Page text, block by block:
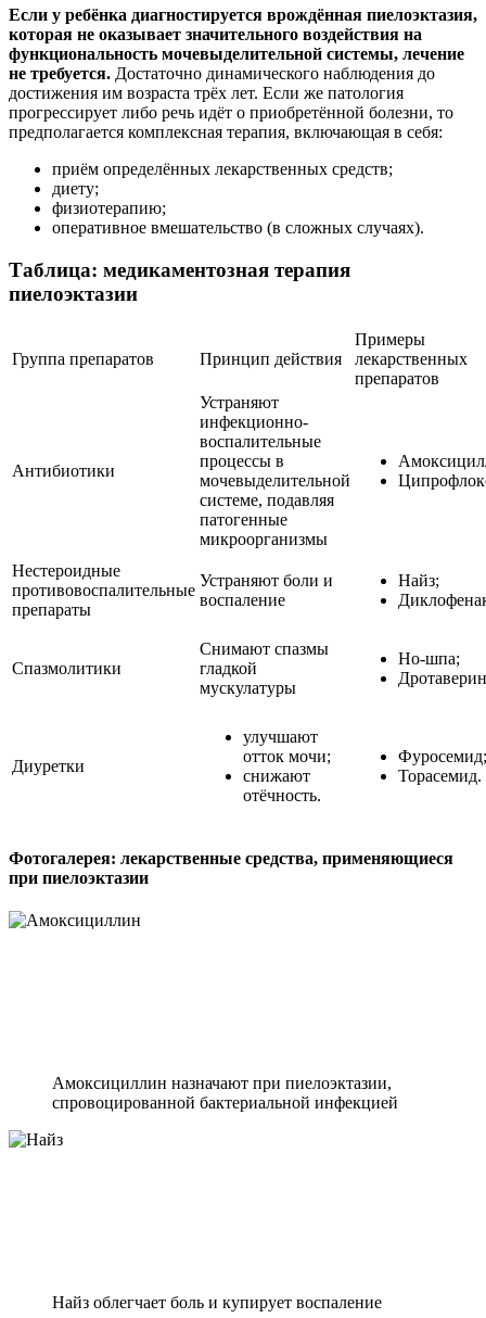
Если у ребёнка диагностируется врождённая пиелоэктазия,
которая не оказывает значительного воздействия на
функциональность мочевыделительной системы, лечение
не требуется. Достаточно динамического наблюдения до
достижения им возраста трёх лет. Если же патология
прогрессирует либо речь идёт о приобретённой болезни, то
предполагается комплексная терапия, включающая в себя:
приём определённых лекарственных средств;
диету;
физиотерапию;
оперативное вмешательство (в сложных случаях).
Таблица: медикаментозная терапия
пиелоэктазии
Группа препаратов Принцип действия
Примеры
лекарственных
препаратов
Антибиотики
Устраняют
инфекционно-
воспалительные
процессы в
мочевыделительной
системе, подавляя
патогенные
микроорганизмы
Нестероидные
противовоспалительные
препараты
Устраняют боли и
воспаление
Найз;
Спазмолитики
Снимают спазмы
гладкой
мускулатуры
Но-шпа;
Диуретки
улучшают
отток мочи;
снижают
отёчность.
Фуросемид;
Торасемид.
Фотогалерея: лекарственные средства, применяющиеся
при пиелоэктазии
Амоксициллин назначают при пиелоэктазии,
спровоцированной бактериальной инфекцией
Найз облегчает боль и купирует воспаление